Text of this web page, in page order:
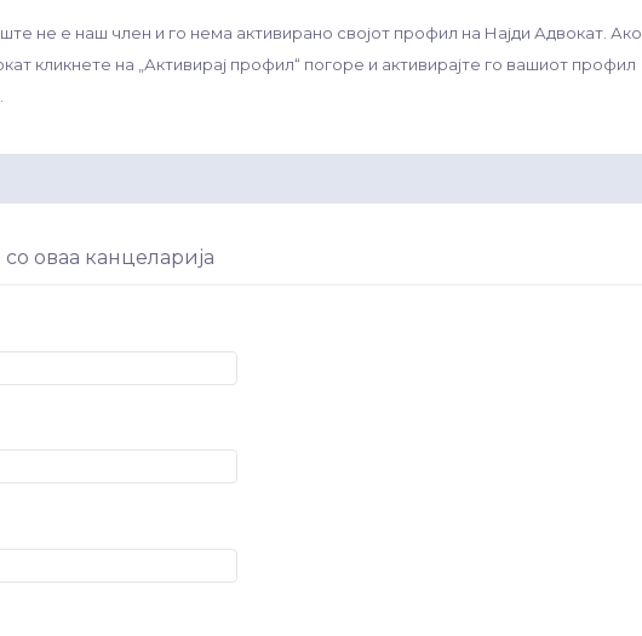
не е наш член и го нема активирано својот профил на Најди Адвокат. Ако
кликнете на „Активирај профил“ погоре и активирајте го вашиот профил
со оваа канцеларија